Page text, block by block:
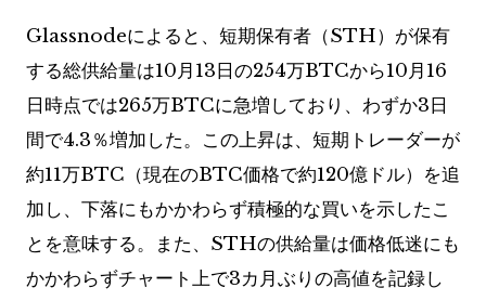
Glassnodeによると、短期保有者（STH）が保有
する総供給量は10月13日の254万BTCから10月16
日時点では265万BTCに急増しており、わずか3日
間で4.3％増加した。この上昇は、短期トレーダーが
約11万BTC（現在のBTC価格で約120億ドル）を追
加し、下落にもかかわらず積極的な買いを示したこ
とを意味する。また、STHの供給量は価格低迷にも
かかわらずチャート上で3カ月ぶりの高値を記録し